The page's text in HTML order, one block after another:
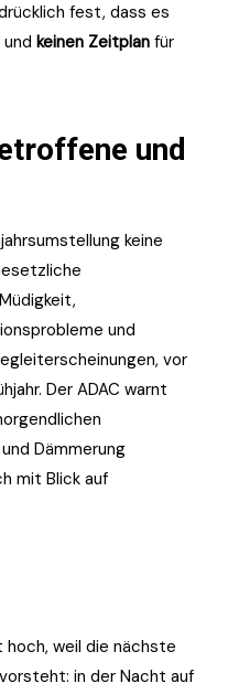
fest, dass es
und keinen Zeitplan für
und
keine
und
vor
Der ADAC warnt
Dämmerung
mit Blick auf
weil die nächste
in der Nacht auf